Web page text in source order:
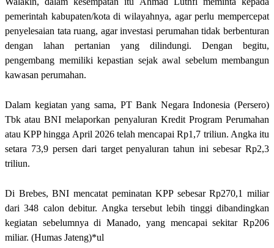
pemerintah kabupaten/kota di wilayahnya, agar perlu mempercepat
penyelesaian tata ruang, agar investasi perumahan tidak berbenturan
dengan lahan pertanian yang dilindungi. Dengan begitu,
pengembang memiliki kepastian sejak awal sebelum membangun
kawasan perumahan.
Dalam kegiatan yang sama, PT Bank Negara Indonesia (Persero)
Tbk atau BNI melaporkan penyaluran Kredit Program Perumahan
atau KPP hingga April 2026 telah mencapai Rp1,7 triliun. Angka itu
setara 73,9 persen dari target penyaluran tahun ini sebesar Rp2,3
triliun.
Di Brebes, BNI mencatat peminatan KPP sebesar Rp270,1 miliar
dari 348 calon debitur. Angka tersebut lebih tinggi dibandingkan
kegiatan sebelumnya di Manado, yang mencapai sekitar Rp206
miliar. (Humas Jateng)*ul